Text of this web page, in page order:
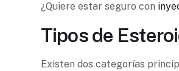
¿Quiere estar seguro con
Tipos de
Existen dos categorías